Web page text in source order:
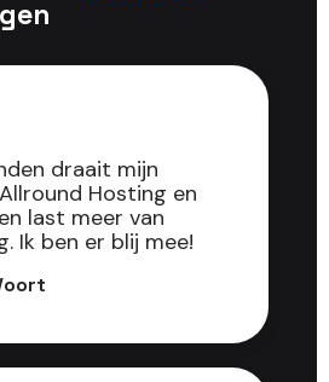
draait mijn
Hosting en
last meer van
Ik ben er blij mee!